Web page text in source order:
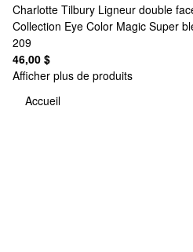
Charlotte Tilbury Ligneur double
Collection Eye Color Magic Super
209
46,00 $
Afficher plus de produits
Accueil